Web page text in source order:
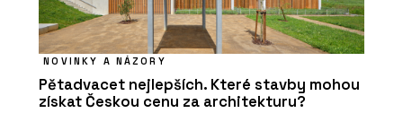
NOVINKY A NÁZORY
Pětadvacet nejlepších. Které stavby mohou
získat Českou cenu za architekturu?